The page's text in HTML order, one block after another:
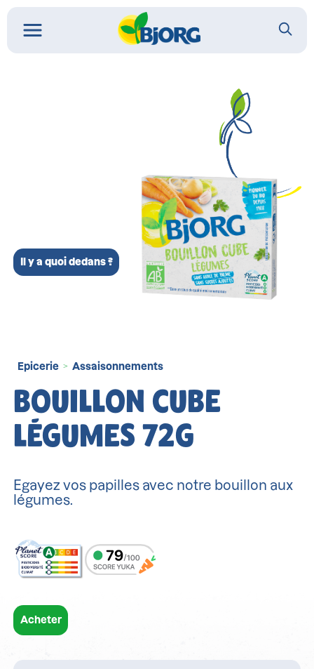
Il y a quoi dedans ?
Epicerie > Assaisonnements
BOUILLON CUBE
LÉGUMES 72G
Egayez vos papilles avec notre bouillon aux
légumes.
Acheter